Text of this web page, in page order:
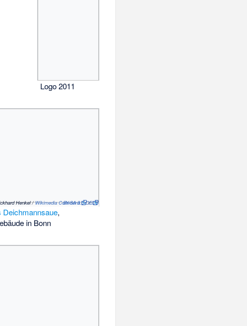
Logo 2011
Henkel /Wikimedia Commons /
CC BY-SA 3.0 DE
Deichmannsaue,
in Bonn